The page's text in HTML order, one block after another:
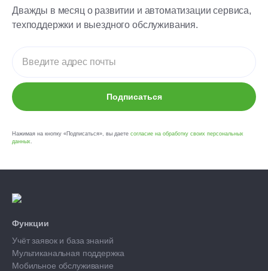
Дважды в месяц о развитии и автоматизации сервиса,
техподдержки и выездного обслуживания.
Подписаться
Нажимая на кнопку «Подписаться», вы даете согласие на обработку своих персональных
данных
Функции
Учёт заявок и база знаний
Мультиканальная поддержка
Мобильное обслуживание